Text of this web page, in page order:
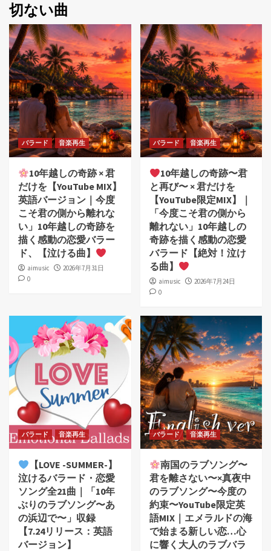
切ない曲
バラード 音楽再生
10年越しの奇跡 × 君
だけを【YouTube MIX】
英語バージョン｜今度
こそ君の側から離れな
い」10年越しの奇跡を
描く感動の恋愛バラー
ド、【泣ける曲】
aimusic
2026年7月31日
0
バラード 音楽再生
10年越しの奇跡〜君
と再び〜 × 君だけを
【YouTube限定MIX】｜
「今度こそ君の側から
離れない」10年越しの
奇跡を描く感動の恋愛
バラード【絶対！泣け
る曲】
aimusic
2026年7月24日
0
バラード 音楽再生
【LOVE -SUMMER-】
泣けるバラード・恋愛
ソング全21曲｜「10年
ぶりのラブソング〜あ
の浜辺で〜」収録
【7.24リリース：英語
バージョン】
バラード 音楽再生
南国のラブソング〜
君を離さない〜×真夜中
のラブソング〜今度の
約束〜YouTube限定英
語MIX｜エメラルドの海
で始まる新しい恋…心
に響く大人のラブバラ